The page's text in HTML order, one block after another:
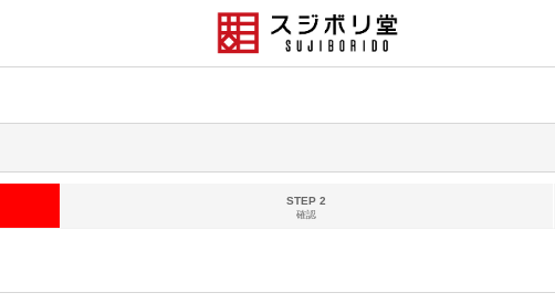
STEP 2
確認